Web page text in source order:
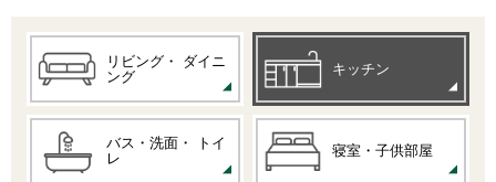
リビング・
ダイニ
ング
キッチン
バス・洗面・
トイ
レ
寝室・子供部屋